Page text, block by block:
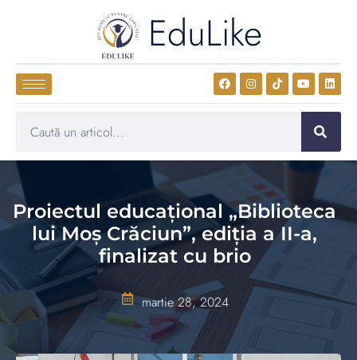
EduLike
Proiectul educațional „Biblioteca
lui Moș Crăciun”, ediția a II-a,
finalizat cu brio
martie 28, 2024